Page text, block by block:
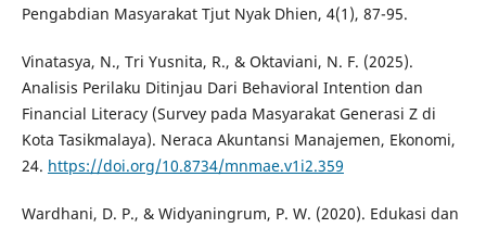
Pengabdian Masyarakat Tjut Nyak Dhien, 4(1), 87-95.
Vinatasya, N., Tri Yusnita, R., & Oktaviani, N. F. (2025).
Analisis Perilaku Ditinjau Dari Behavioral Intention dan
Financial Literacy (Survey pada Masyarakat Generasi Z di
Kota Tasikmalaya). Neraca Akuntansi Manajemen, Ekonomi,
24. https://doi.org/10.8734/mnmae.v1i2.359
Wardhani, D. P., & Widyaningrum, P. W. (2020). Edukasi dan